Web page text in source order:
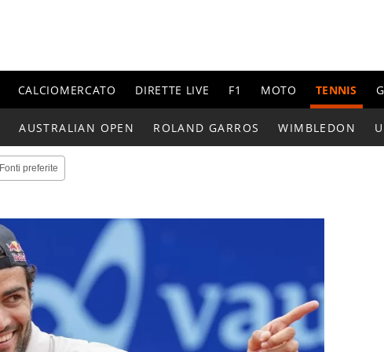
CALCIOMERCATO DIRETTE LIVE F1 MOTO TENNIS
AUSTRALIAN OPEN ROLAND GARROS WIMBLEDON
Fonti preferite